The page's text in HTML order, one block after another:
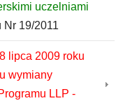
uczelniami
Nr 19/2011
lipca 2009 roku
wymiany
LLP -